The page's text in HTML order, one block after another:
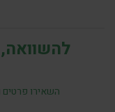
להשוואה,
השאירו פרטים